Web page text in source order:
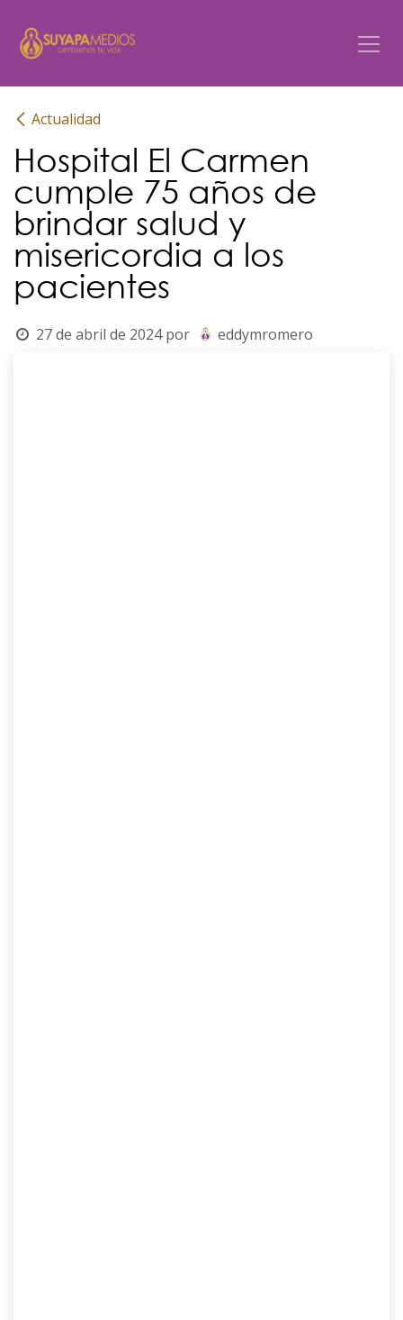
Actualidad
Hospital El Carmen
cumple 75 años de
brindar salud y
misericordia a los
pacientes
27 de abril de 2024 por eddymromero